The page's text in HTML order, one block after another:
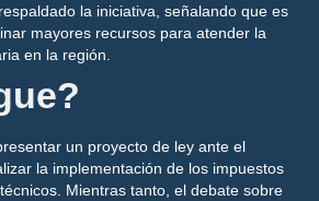
la iniciativa, señalando que es
mayores recursos para atender la
en la región.
un proyecto de ley ante el
la implementación de los impuestos
Mientras tanto, el debate sobre